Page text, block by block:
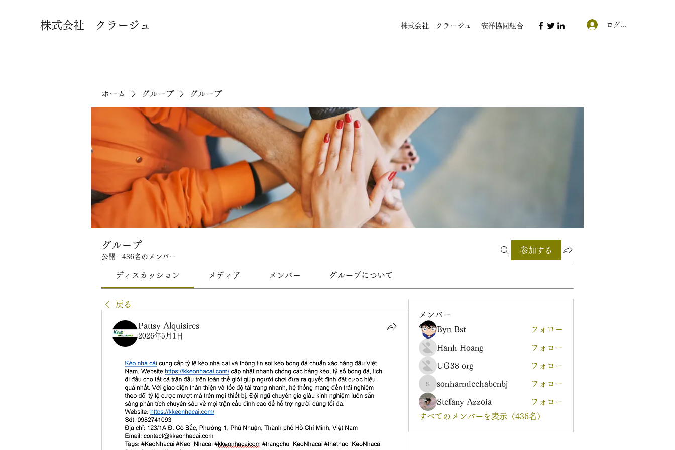
株式会社 クラージュ 株式会社 クラージュ 安祥協同組合 ログイン
ホーム グループ グループ
グループ
公開 · 436名のメンバー
参加する
ディスカッション メディア メンバー グループについて
戻る
Pattsy Alquisires
2026年5月1日
メンバー
Byn Bst
フォロー
Hanh Hoang フォロー
UG38 org フォロー
sonharmicchabenbj
sonharmicchabenbj フォロー
Stefany Azzoia
フォロー
すべてのメンバーを表示（436名）